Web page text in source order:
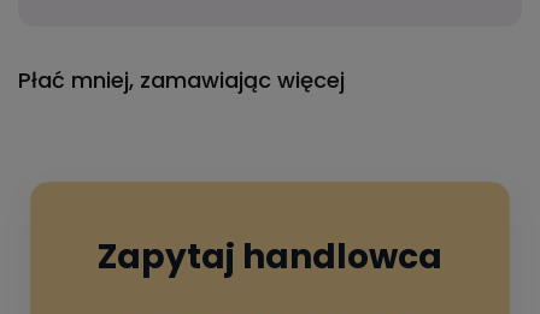
Płać mniej, zamawiając więcej
Zapytaj handlowca